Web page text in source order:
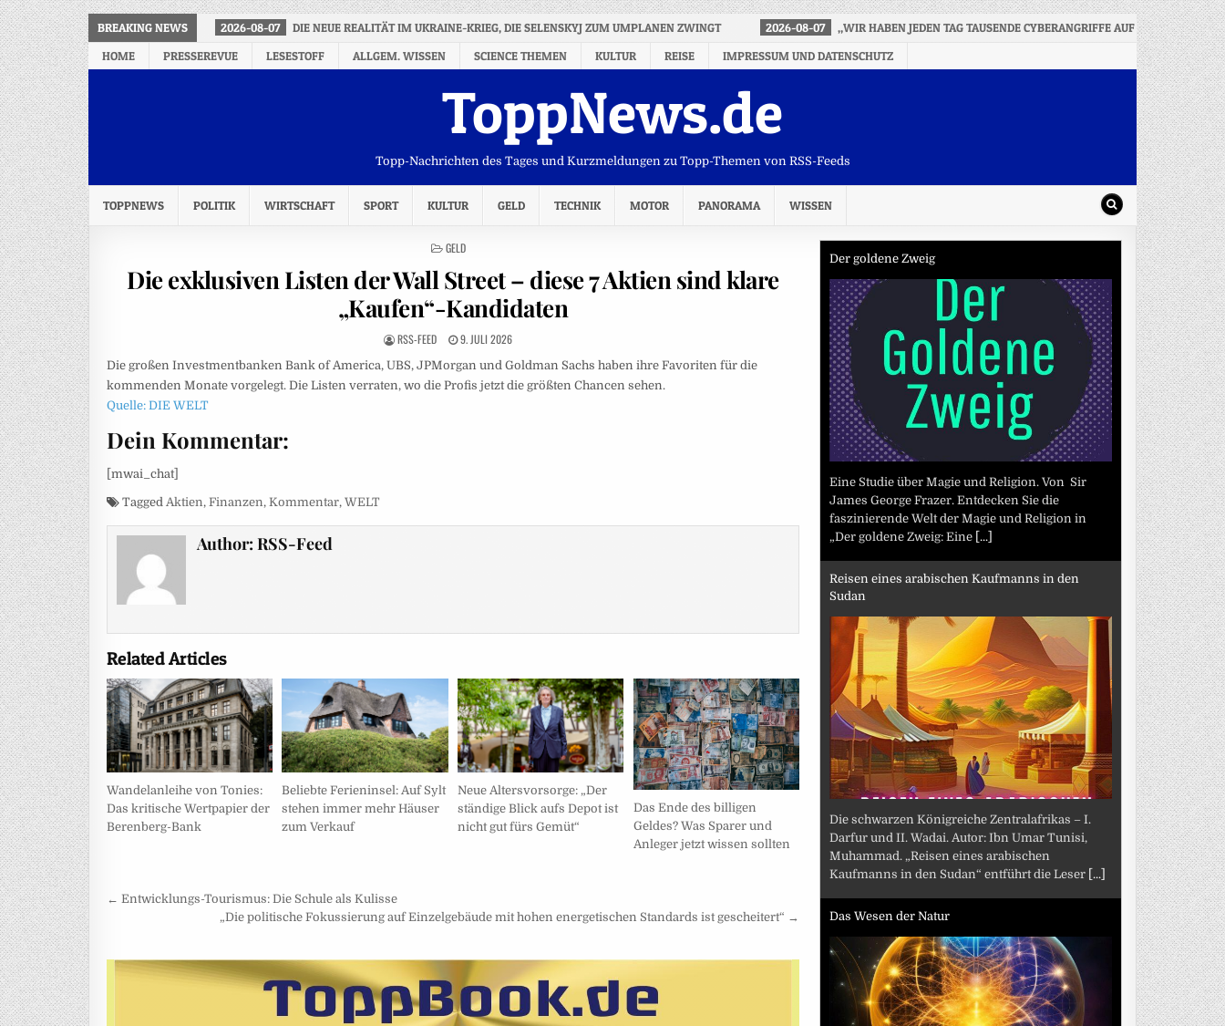
BREAKING NEWS 2026-08-07 DIE NEUE REALITÄT IM UKRAINE-KRIEG, DIE SELENSKYJ ZUM UMPLANEN ZWINGT 2026-08-07
„WIR HABEN JEDEN TAG TAUSENDE CYBERANGRIFFE AUF KRITISCHE
HOME
PRESSEREVUE LESESTOFF ALLGEM. WISSEN SCIENCE THEMEN KULTUR REISE IMPRESSUM UND DATENSCHUTZ
ToppNews.de
Topp-Nachrichten des Tages und Kurzmeldungen zu Topp-Themen von RSS-Feeds
TOPPNEWS POLITIK WIRTSCHAFT SPORT KULTUR GELD TECHNIK MOTOR PANORAMA WISSEN
POSTED
GELD
Die exklusiven Listen der Wall Street – diese 7 Aktien sind klare
„Kaufen“-Kandidaten
RSS-FEED 9. JULI 2026
Die großen Investmentbanken Bank of America, UBS, JPMorgan und Goldman Sachs haben ihre Favoriten für die
kommenden Monate vorgelegt. Die Listen verraten, wo die Profis jetzt die größten Chancen sehen.
Quelle: DIE WELT
Dein Kommentar:
[mwai_chat]
Tagged Aktien, Finanzen, Kommentar, WELT
Author:RSS-Feed
Related Articles
Wandelanleihe von Tonies:
Das kritische Wertpapier der
Berenberg-Bank
Beliebte Ferieninsel: Auf Sylt
stehen immer mehr Häuser
zum Verkauf
Neue Altersvorsorge: „Der
ständige Blick aufs Depot ist
nicht gut fürs Gemüt“
Das Ende des billigen
Geldes? Was Sparer und
Anleger jetzt wissen sollten
Beitragsnavigation
← Entwicklungs-Tourismus: Die Schule als Kulisse
„Die politische Fokussierung auf Einzelgebäude mit hohen energetischen Standards ist gescheitert“ →
Der goldene Zweig
Eine Studie über Magie und Religion. Von Sir
James George Frazer. Entdecken Sie die
faszinierende Welt der Magie und Religion in
„Der goldene Zweig: Eine [...]
Reisen eines arabischen Kaufmanns in den
Sudan
Die schwarzen Königreiche Zentralafrikas – I.
Darfur und II. Wadai. Autor: Ibn Umar Tunisi,
Muhammad. „Reisen eines arabischen
Kaufmanns in den Sudan“ entführt die Leser [...]
Das Wesen der Natur